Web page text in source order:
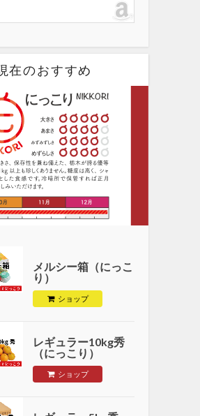
在のおすすめ
メルシー箱（にっこ
り）
ショップ
レギュラー10kg秀
（にっこり）
ショップ